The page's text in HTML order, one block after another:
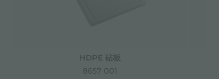
HDPE 砧板
8657 001